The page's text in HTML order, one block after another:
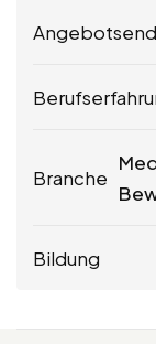
Branche
Bildung